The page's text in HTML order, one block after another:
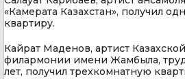
«Камерата Казахстан», получил
квартиру.
Кайрат Маденов, артист
филармонии имени Жамбыла,
лет, получил трехкомнатную